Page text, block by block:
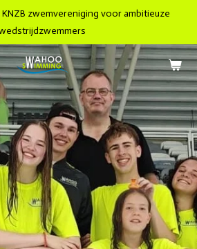
zwemvereniging voor ambitieuze